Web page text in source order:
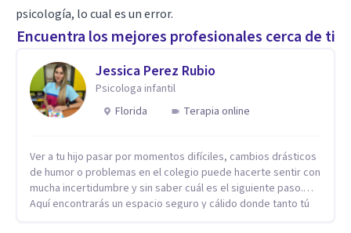
psicología, lo cual es un error.
Encuentra los mejores profesionales cerca de ti
Jessica Perez Rubio
Psicologa infantil
Florida
Terapia online
Ver a tu hijo pasar por momentos difíciles, cambios drásticos
de humor o problemas en el colegio puede hacerte sentir con
mucha incertidumbre y sin saber cuál es el siguiente paso.
Aquí encontrarás un espacio seguro y cálido donde tanto tú